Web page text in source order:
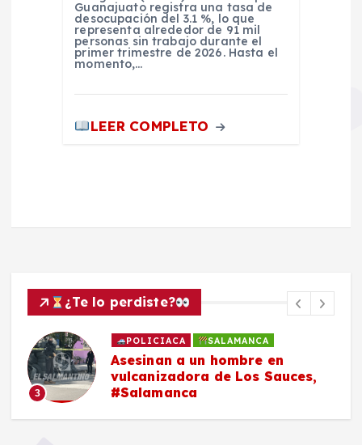
Guanajuato registra una tasa de
desocupación del 3.1 %, lo que
representa alrededor de 91 mil
personas sin trabajo durante el
primer trimestre de 2026. Hasta el
momento,…
LEER COMPLETO
¿Te lo perdiste?
3
POLICIACA SALAMANCA
Asesinan a un hombre en
vulcanizadora de Los Sauces,
#Salamanca